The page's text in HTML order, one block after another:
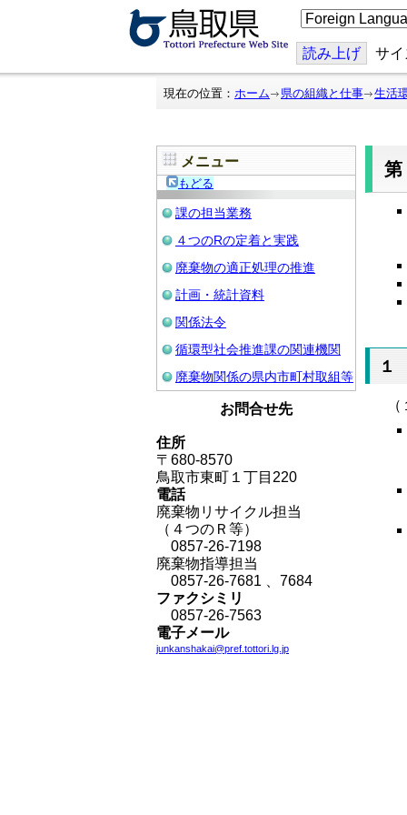
こ
の
ジ
を
翻
読み上げ サ
現在の位置： ホーム 県の組織と仕事 生活
メニュー
もどる
課の担当業務
４つのRの定着と実践
廃棄物の適正処理の推進
計画・統計資料
関係法令
循環型社会推進課の関連機関
廃棄物関係の県内市町村取組等
お問合せ先
住所
〒680-8570
鳥取市東町１丁目220
電話
廃棄物リサイクル担当
（４つのＲ等）
0857-26-7198
廃棄物指導担当
0857-26-7681
7684
ファクシミリ
0857-26-7563
電子メール
junkanshakai@pref.tottori.lg.jp
１